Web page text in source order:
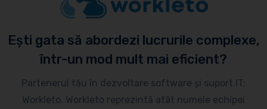
Ești gata să abordezi lucrurile complexe,
într-un mod mult mai eficient?
Partenerul tău în dezvoltare software și suport IT:
Workleto. Workleto reprezintă atât numele echipei